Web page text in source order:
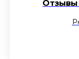
Отзывы